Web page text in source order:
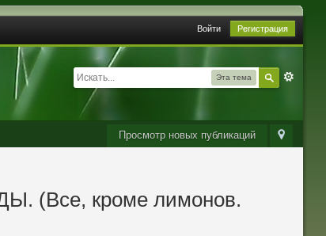
Войти Регистрация
Эта тема
Просмотр новых публикаций
(Все, кроме лимонов.